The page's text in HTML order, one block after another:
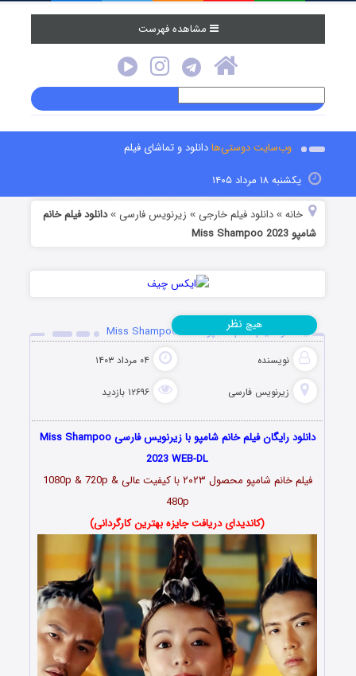
مشاهده فهرست
وب‌سایت دوستی‌هادانلود و تماشای فیلم
یکشنبه ۱۸ مرداد ۱۴۰۵
خانه »دانلود فیلم خارجی » زیرنویس فارسی »دانلود فیلم خانم
شامپو Miss Shampoo 2023
دانلود فیلم خانم شامپو Miss Shampoo 2023
نویسنده ۰۴ مرداد ۱۴۰۳
زیرنویس فارسی ۱۲۶۹۶ بازدید
هیچ نظر
دانلود رایگان فیلم خانم شامپو با زیرنویس فارسی Miss Shampoo
2023 WEB-DL
فیلم خانم شامپو محصول ۲۰۲۳ با کیفیت عالی 1080p & 720p &
480p
(کاندیدای دریافت جایزه بهترین کارگردانی)